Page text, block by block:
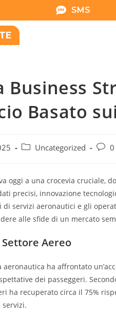
SMS
Business
Basato
Uncategorized 0
oggi a una crocevia cruciale,
precisi, innovazione
di servizi aeronautici e gli
alle sfide di un mercato
Aereo
ha affrontato
dei passeggeri.
ha recuperato circa il 75%